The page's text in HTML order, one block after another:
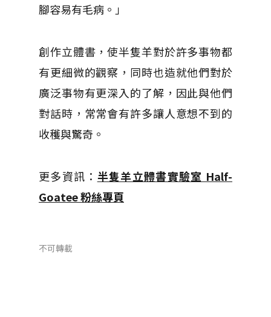
腳容易有毛病。」
創作立體書，使半隻羊對於許多事物都
有更細微的觀察，同時也造就他們對於
廣泛事物有更深入的了解，因此與他們
對話時，常常會有許多讓人意想不到的
收穫與驚奇。
更多資訊： 半隻羊立體書實驗室 Half-
Goatee 粉絲專頁
不可轉載